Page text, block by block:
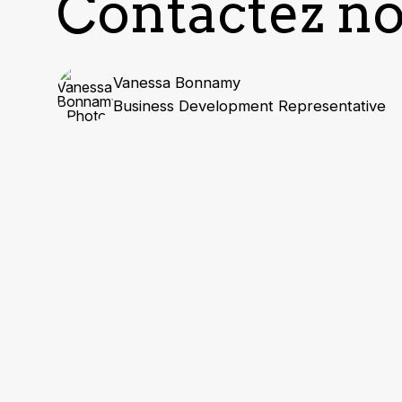
Vanessa Bonnamy
Business Development Representative